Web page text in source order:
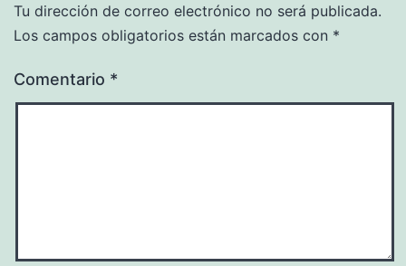
Tu dirección de correo electrónico no será publicada.
Los campos obligatorios están marcados con *
Comentario *